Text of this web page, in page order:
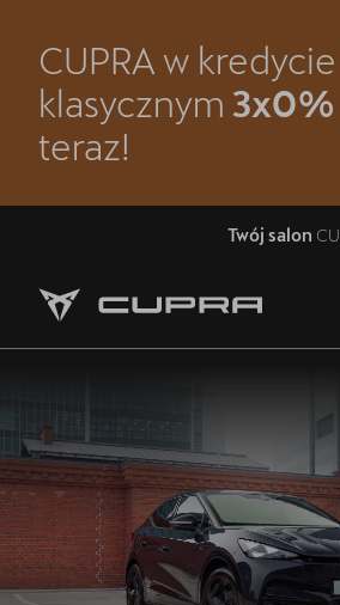
CUPRA w kredycie
klasycznym 3x0%
teraz!
Twój salon
Strona główna
Jazda próbna CUPRĄ
Finansowanie
Serwis
Oryginalne części zamienne
Akcesoria CUPRA